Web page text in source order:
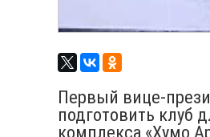
Первый вице-
подготовить клуб
комплекса «Хумо